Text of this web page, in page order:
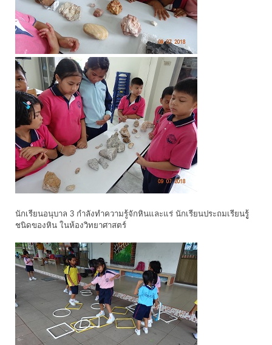
นักเรียนอนุบาล 3 กำลังทำความรู้จักหินและแร่ นักเรียนประถมเรียนรูู้
ชนิดของหิน ในห้องวิทยาศาสตร์